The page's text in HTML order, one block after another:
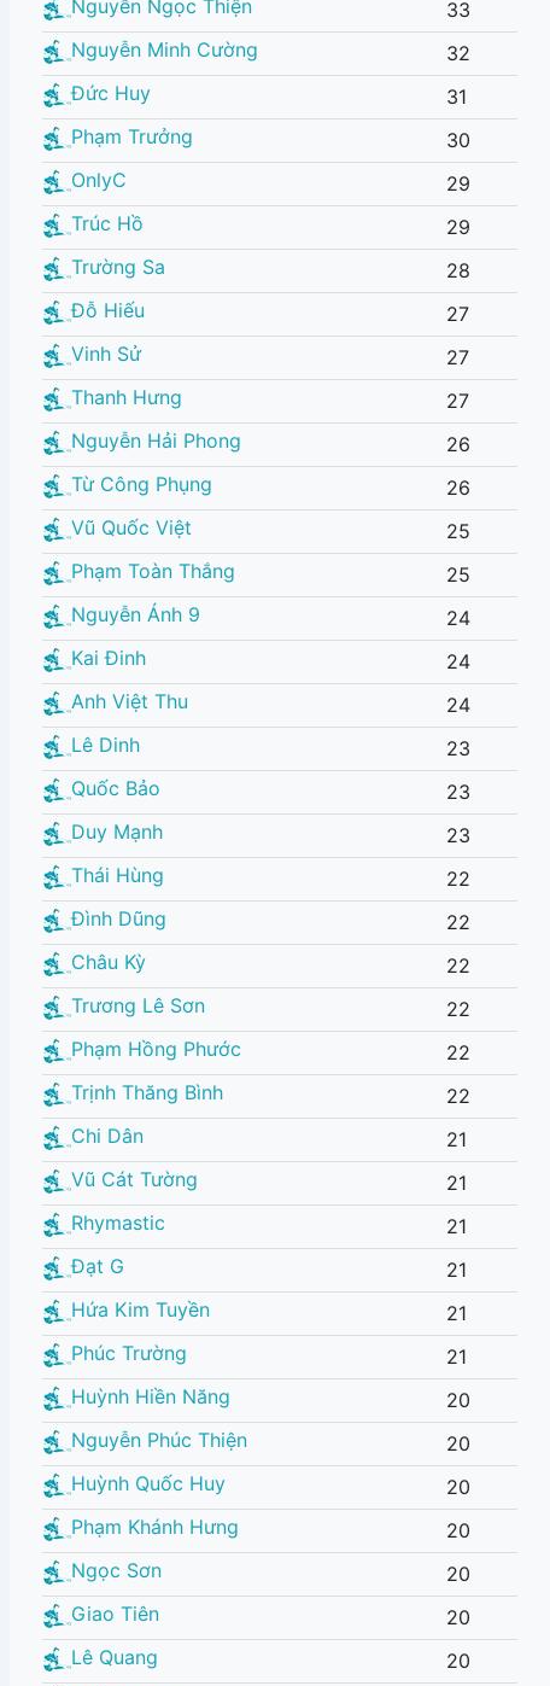
Nguyễn Ngọc Thiện
33
Nguyễn Minh Cường
32
Đức Huy
31
Phạm Trưởng
30
OnlyC
29
Trúc Hồ
29
Trường Sa
28
Đỗ Hiếu
27
Vinh Sử
27
Thanh Hưng
27
Nguyễn Hải Phong
26
Từ Công Phụng
26
Vũ Quốc Việt
25
Phạm Toàn Thắng
25
Nguyễn Ánh 9
24
Kai Đinh
24
Anh Việt Thu
24
Lê Dinh
23
Quốc Bảo
23
Duy Mạnh
23
Thái Hùng
22
Đình Dũng
22
Châu Kỳ
22
Trương Lê Sơn
22
Phạm Hồng Phước
22
Trịnh Thăng Bình
22
Chi Dân
21
Vũ Cát Tường
21
Rhymastic
21
Đạt G
21
Hứa Kim Tuyền
21
Phúc Trường
21
Huỳnh Hiền Năng
20
Nguyễn Phúc Thiện
20
Huỳnh Quốc Huy
20
Phạm Khánh Hưng
20
Ngọc Sơn
20
Giao Tiên
20
Lê Quang
20